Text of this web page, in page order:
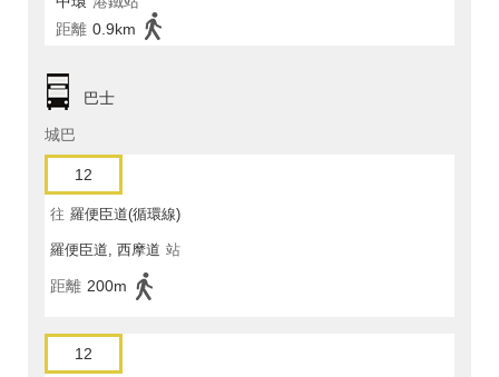
距離 0.9km
巴士
城巴
12
往 羅便臣道(循環線)
羅便臣道, 西摩道 站
距離 200m
12